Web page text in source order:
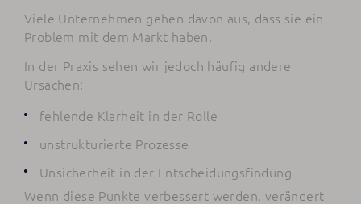
Viele Unternehmen gehen davon aus, dass sie ein
Problem mit dem Markt haben.
In der Praxis sehen wir jedoch häufig andere
Ursachen:
fehlende Klarheit in der Rolle
unstrukturierte Prozesse
Unsicherheit in der Entscheidungsfindung
Wenn diese Punkte verbessert werden, verändert